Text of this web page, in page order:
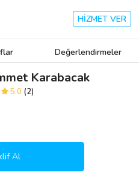
HİZMET VER
Değerlendirmeler
Karabacak
5.0 (2)
Al